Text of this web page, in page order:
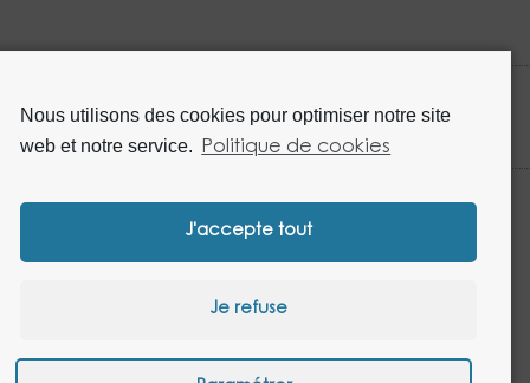
Nous utilisons des cookies pour optimiser notre site
web et notre service.
Politique de cookies
J'accepte tout
Je refuse
DUPONT RESTAURATION - 13 Avenue Blaise Pascal - PA Les